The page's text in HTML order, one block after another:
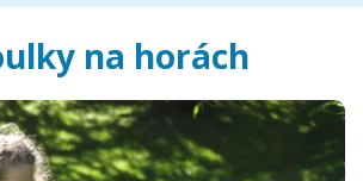
na horách